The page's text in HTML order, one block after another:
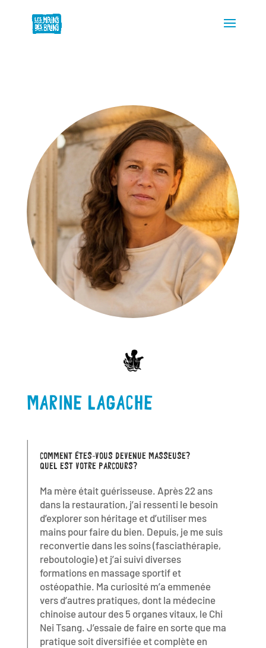
MARINE LAGACHE
COMMENT ÊTES-VOUS DEVENUE MASSEUSE?
QUEL EST VOTRE PARCOURS?
Ma mère était guérisseuse. Après 22 ans
dans la restauration, j’ai ressenti le besoin
d’explorer son héritage et d’utiliser mes
mains pour faire du bien. Depuis, je me suis
reconvertie dans les soins (fasciathérapie,
reboutologie) et j’ai suivi diverses
formations en massage sportif et
ostéopathie. Ma curiosité m’a emmenée
vers d’autres pratiques, dont la médecine
chinoise autour des 5 organes vitaux, le Chi
Nei Tsang. J’essaie de faire en sorte que ma
pratique soit diversifiée et complète en